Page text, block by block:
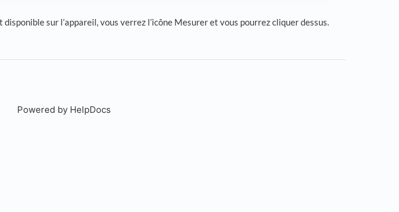
sur l’appareil, vous verrez l’icône Mesurer et vous pourrez cliquer dessus.
Powered by HelpDocs